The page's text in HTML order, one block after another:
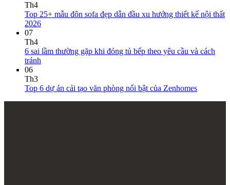
Th4
Top 25+ mẫu đôn sofa đẹp dẫn đầu xu hướng thiết kế nội thất
2026
07
Th4
6 sai lầm thường gặp khi đóng tủ bếp theo yêu cầu và cách
tránh
06
Th3
Top 6 dự án cải tạo văn phòng nổi bật của Zenhomes